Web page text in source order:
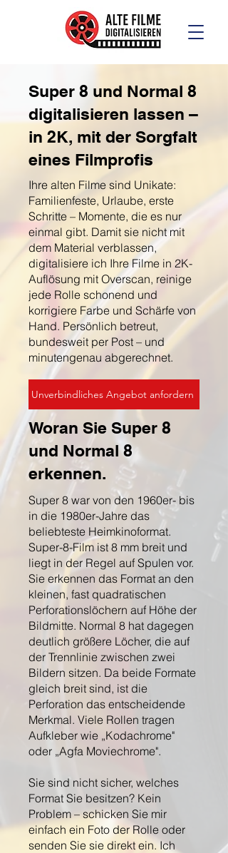
Super 8 und Normal 8
digitalisieren lassen –
in 2K, mit der Sorgfalt
eines Filmprofis
Ihre alten Filme sind Unikate:
Familienfeste, Urlaube, erste
Schritte – Momente, die es nur
einmal gibt. Damit sie nicht mit
dem Material verblassen,
digitalisiere ich Ihre Filme in 2K-
Auflösung mit Overscan, reinige
jede Rolle schonend und
korrigiere Farbe und Schärfe von
Hand. Persönlich betreut,
bundesweit per Post – und
minutengenau abgerechnet.
Unverbindliches Angebot anfordern
Woran Sie Super 8
und Normal 8
erkennen.
Super 8 war von den 1960er- bis
in die 1980er-Jahre das
beliebteste Heimkinoformat.
Super-8-Film ist 8 mm breit und
liegt in der Regel auf Spulen vor.
Sie erkennen das Format an den
kleinen, fast quadratischen
Perforationslöchern auf Höhe der
Bildmitte. Normal 8 hat dagegen
deutlich größere Löcher, die auf
der Trennlinie zwischen zwei
Bildern sitzen. Da beide Formate
gleich breit sind, ist die
Perforation das entscheidende
Merkmal. Viele Rollen tragen
Aufkleber wie „Kodachrome"
oder „Agfa Moviechrome".
Sie sind nicht sicher, welches
Format Sie besitzen? Kein
Problem – schicken Sie mir
einfach ein Foto der Rolle oder
senden Sie sie direkt ein. Ich